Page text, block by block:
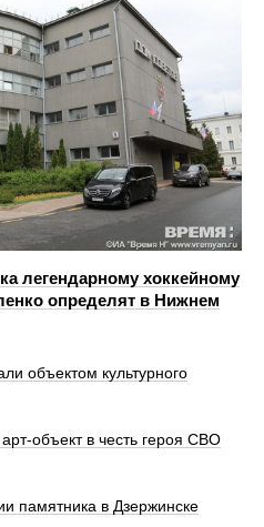
легендарному хоккейному
определят в Нижнем
объектом культурного
объект в честь героя СВО
памятника в Дзержинске